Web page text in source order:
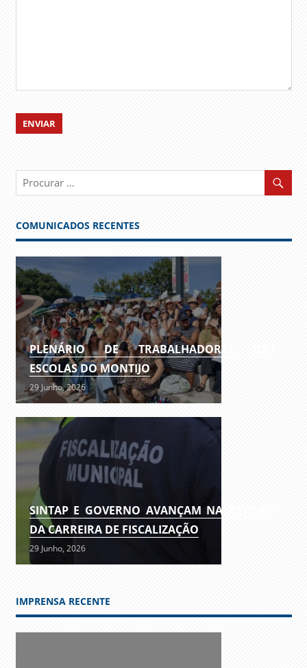
COMUNICADOS RECENTES
PLENÁRIO DE TRABALHADORES DAS
ESCOLAS DO MONTIJO
29 Junho, 2026
SINTAP E GOVERNO AVANÇAM NA REVISÃO
DA CARREIRA DE FISCALIZAÇÃO
29 Junho, 2026
IMPRENSA RECENTE